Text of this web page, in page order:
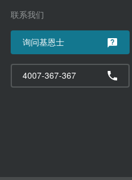
联系我们
询问基恩士
4007-367-367